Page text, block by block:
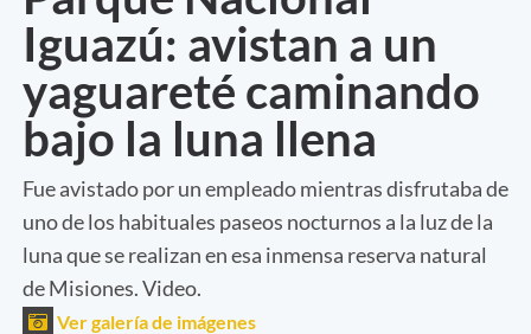
Iguazú: avistan a un
yaguareté caminando
bajo la luna llena
Fue avistado por un empleado mientras disfrutaba de
uno de los habituales paseos nocturnos a la luz de la
luna que se realizan en esa inmensa reserva natural
de Misiones. Video.
Ver galería de imágenes